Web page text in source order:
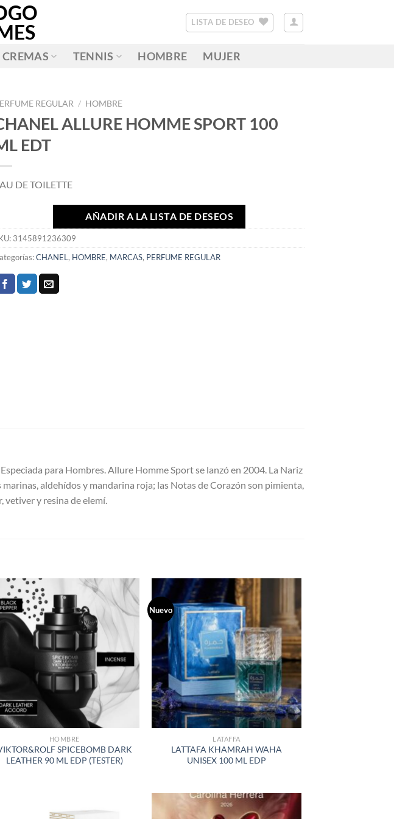
LISTA DE DESEO
CREMAS TENNIS HOMBRE MUJER
REGULAR / HOMBRE
ALLURE HOMME SPORT 100
EDT
DE TOILETTE
AÑADIR A LA LISTA DE DESEOS
3145891236309
CHANEL , HOMBRE, MARCAS, PERFUME REGULAR
para Hombres. Allure Homme Sport se lanzó en 2004. La Nariz
aldehídos y mandarina roja; las Notas de Corazón son pimienta,
vetiver y resina de elemí.
A LA
DESEOS
HOMBRE
SPICEBOMB DARK
LEATHER 90 ML EDP (TESTER)
Nuevo
AÑADIR
A LA
LISTA
DE
DESEOS
LATAFFA
LATTAFA KHAMRAH WAHA
UNISEX 100 ML EDP